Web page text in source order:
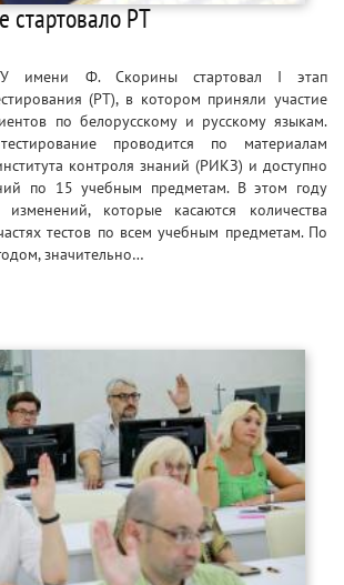
стартовало РТ
имени Ф. Скорины стартовал I этап
(РТ), в котором приняли участие
по белорусскому и русскому языкам.
проводится по материалам
контроля знаний (РИКЗ) и доступно
по 15 учебным предметам. В этом году
которые касаются количества
тестов по всем учебным предметам. По
значительно…